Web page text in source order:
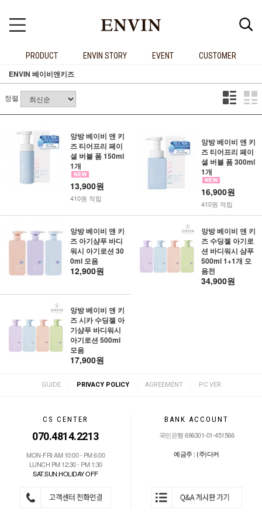
PRODUCT ENVIN STORY EVENT CUSTOMER
ENVIN 베이비앤키즈
정렬
앙방 베이비 앤 키
즈 티어프리 페이
셜 버블 폼 150ml
1개
13,900원
410원 적립
앙방 베이비 앤 키
즈 티어프리 페이
셜 버블 폼 300ml
1개
16,900원
410원 적립
앙방 베이비 앤 키
즈 아기샴푸 바디
워시 아기로션 30
0ml 모음
12,900원
앙방 베이비 앤 키
즈 수딩젤 아기로
션 바디워시 샴푸
500ml 1+1개 모
음전
34,900원
앙방 베이비 앤 키
즈 시카 수딩젤 아
기샴푸 바디워시
아기로션 500ml
모음
17,900원
GUIDE PRIVACY POLICY AGREEMENT PC VER
CS CENTER
070.4814.2213
MON-FRI AM 10:00 - PM 6:00
LUNCH PM 12:30 - PM 1:30
SAT.SUN.HOLIDAY OFF
BANK ACCOUNT
국민은행 696301-01-451566
예금주 : (주)다커